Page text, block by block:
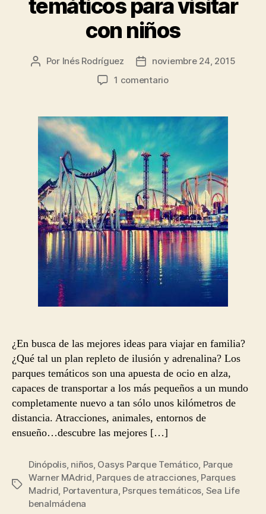
temáticos para visitar
con niños
Autor
Por Inés Rodríguez
Fecha
de
noviembre 24, 2015
1 comentarioen
temáticos
visitar
con
niños
¿En busca de las mejores ideas para viajar en familia?
¿Qué tal un plan repleto de ilusión y adrenalina? Los
parques temáticos son una apuesta de ocio en alza,
capaces de transportar a los más pequeños a un mundo
completamente nuevo a tan sólo unos kilómetros de
distancia. Atracciones, animales, entornos de
ensueño…descubre las mejores […]
Etiquetas
Dinópolis, niños, Oasys Parque Temático, Parque
Warner MAdrid, Parques de atracciones, Parques
Madrid, Portaventura, Psrques temáticos, Sea Life
benalmádena